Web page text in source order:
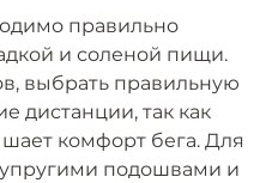
правильно
и соленой пищи.
выбрать правильную
дистанции, так как
комфорт бега. Для
упругими подошвами и